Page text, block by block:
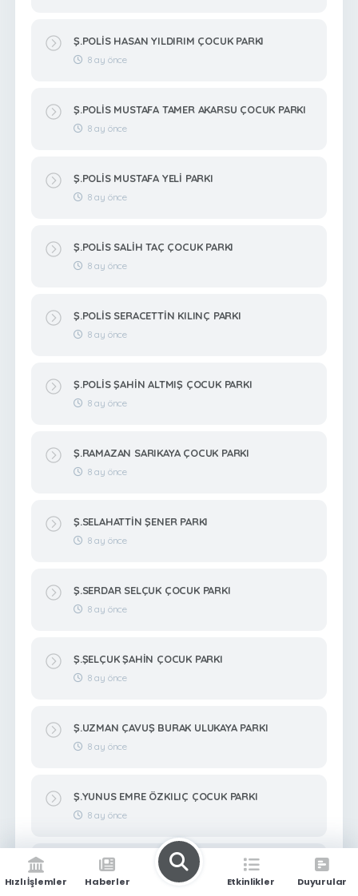
Ş.POLİS HASAN YILDIRIM ÇOCUK PARKI
8 ay önce
Ş.POLİS MUSTAFA TAMER AKARSU ÇOCUK PARKI
8 ay önce
Ş.POLİS MUSTAFA YELİ PARKI
8 ay önce
Ş.POLİS SALİH TAÇ ÇOCUK PARKI
8 ay önce
Ş.POLİS SERACETTİN KILINÇ PARKI
8 ay önce
Ş.POLİS ŞAHİN ALTMIŞ ÇOCUK PARKI
8 ay önce
Ş.RAMAZAN SARIKAYA ÇOCUK PARKI
8 ay önce
Ş.SELAHATTİN ŞENER PARKI
8 ay önce
Ş.SERDAR SELÇUK ÇOCUK PARKI
8 ay önce
Ş.ŞELÇUK ŞAHİN ÇOCUK PARKI
8 ay önce
Ş.UZMAN ÇAVUŞ BURAK ULUKAYA PARKI
8 ay önce
Ş.YUNUS EMRE ÖZKILIÇ ÇOCUK PARKI
8 ay önce
Ş.YUSUF KENAN MUTLU ÇOCUK PARKI
8 ay önce
Hızlı İşlemler Haberler Etkinlikler Duyurular